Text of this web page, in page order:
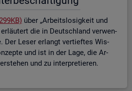
über „Ar­beits­lo­sig­keit und
er­läu­tert die in Deutsch­land ver­wen­
Der Leser er­langt ver­tief­tes Wis­
und ist in der Lage, die Ar­
und zu in­ter­pre­tie­ren.